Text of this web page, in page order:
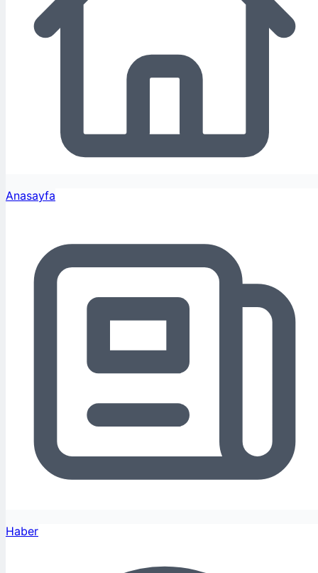
Anasayfa
Haber